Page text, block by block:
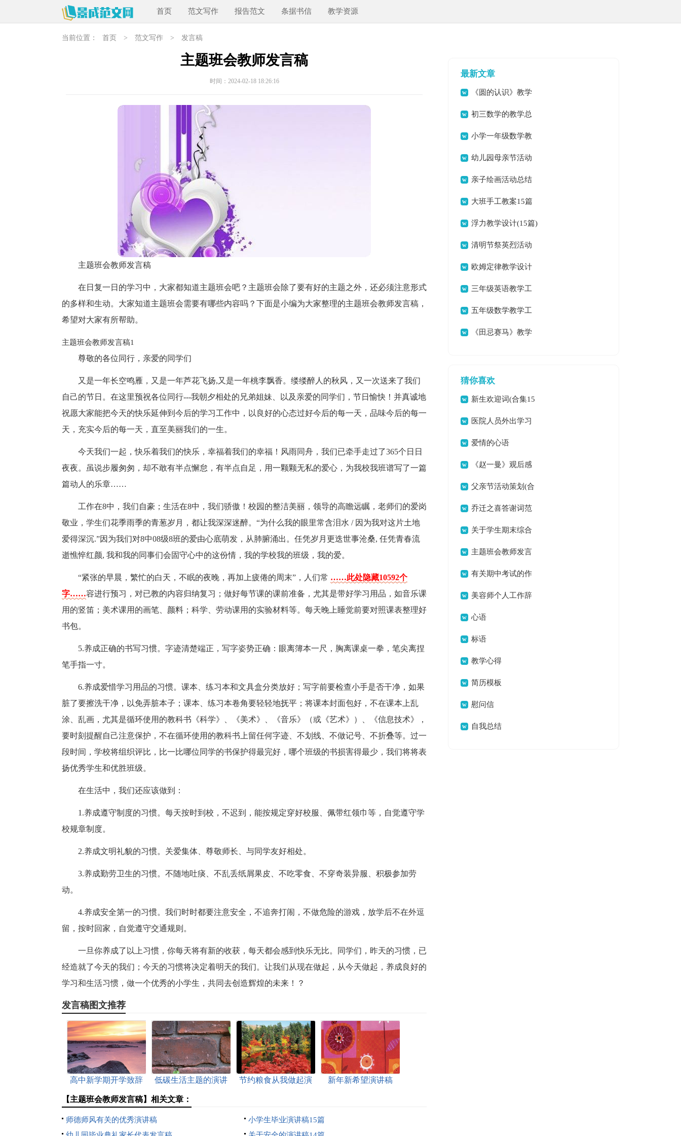
首页 范文写作 报告范文 条据书信 教学资源
当前位置： 首页 > 范文写作 > 发言稿
主题班会教师发言稿
时间：2024-02-18 18:26:16
主题班会教师发言稿
在日复一日的学习中，大家都知道主题班会吧？主题班会除了要有好的主题之外，还必须注意形式
的多样和生动。大家知道主题班会需要有哪些内容吗？下面是小编为大家整理的主题班会教师发言稿，
希望对大家有所帮助。
主题班会教师发言稿1
尊敬的各位同行，亲爱的同学们
又是一年长空鸣雁，又是一年芦花飞扬,又是一年桃李飘香。缕缕醉人的秋风，又一次送来了我们
自己的节日。在这里预祝各位同行---我朝夕相处的兄弟姐妹、以及亲爱的同学们，节日愉快！并真诚地
祝愿大家能把今天的快乐延伸到今后的学习工作中，以良好的心态过好今后的每一天，品味今后的每一
天，充实今后的每一天，直至美丽我们的一生。
今天我们一起，快乐着我们的快乐，幸福着我们的幸福！风雨同舟，我们已牵手走过了365个日日
夜夜。虽说步履匆匆，却不敢有半点懈怠，有半点自足，用一颗颗无私的爱心，为我校我班谱写了一篇
篇动人的乐章……
工作在8中，我们自豪；生活在8中，我们骄傲！校园的整洁美丽，领导的高瞻远瞩，老师们的爱岗
敬业，学生们花季雨季的青葱岁月，都让我深深迷醉。“为什么我的眼里常含泪水 / 因为我对这片土地
爱得深沉.”因为我们对8中08级8班的爱由心底萌发，从肺腑涌出。任凭岁月更迭世事沧桑, 任凭青春流
逝憔悴红颜, 我和我的同事们会固守心中的这份情，我的学校我的班级，我的爱。
“紧张的早晨，繁忙的白天，不眠的夜晚，再加上疲倦的周末”，人们常 ……此处隐藏10592个
字……容进行预习，对已教的内容归纳复习；做好每节课的课前准备，尤其是带好学习用品，如音乐课
用的竖笛；美术课用的画笔、颜料；科学、劳动课用的实验材料等。每天晚上睡觉前要对照课表整理好
书包。
5.养成正确的书写习惯。字迹清楚端正，写字姿势正确：眼离簿本一尺，胸离课桌一拳，笔尖离捏
笔手指一寸。
6.养成爱惜学习用品的习惯。课本、练习本和文具盒分类放好；写字前要检查小手是否干净，如果
脏了要擦洗干净，以免弄脏本子；课本、练习本卷角要轻轻地抚平；将课本封面包好，不在课本上乱
涂、乱画，尤其是循环使用的教科书《科学》、《美术》、《音乐》（或《艺术》）、《信息技术》，
要时刻提醒自己注意保护，不在循环使用的教科书上留任何字迹、不划线、不做记号、不折叠等。过一
段时间，学校将组织评比，比一比哪位同学的书保护得最完好，哪个班级的书损害得最少，我们将将表
扬优秀学生和优胜班级。
在生活中，我们还应该做到：
1.养成遵守制度的习惯。每天按时到校，不迟到，能按规定穿好校服、佩带红领巾等，自觉遵守学
校规章制度。
2.养成文明礼貌的习惯。关爱集体、尊敬师长、与同学友好相处。
3.养成勤劳卫生的习惯。不随地吐痰、不乱丢纸屑果皮、不吃零食、不穿奇装异服、积极参加劳
动。
4.养成安全第一的习惯。我们时时都要注意安全，不追奔打闹，不做危险的游戏，放学后不在外逗
留，按时回家，自觉遵守交通规则。
一旦你养成了以上习惯，你每天将有新的收获，每天都会感到快乐无比。同学们，昨天的习惯，已
经造就了今天的我们；今天的习惯将决定着明天的我们。让我们从现在做起，从今天做起，养成良好的
学习和生活习惯，做一个优秀的小学生，共同去创造辉煌的未来！？
发言稿图文推荐
高中新学期开学致辞
低碳生活主题的演讲
节约粮食从我做起演
新年新希望演讲稿
【主题班会教师发言稿】相关文章：
师德师风有关的优秀演讲稿
小学生毕业演讲稿15篇
最新文章
《圆的认识》教学
设计初三数学的教学总
结 小学一年级数学教
学总结幼儿园母亲节活动
总结(15篇)
亲子绘画活动总结
大班手工教案15篇
浮力教学设计(15篇)
清明节祭英烈活动
总结欧姆定律教学设计
三年级英语教学工
作总结五年级数学教学工
作总结(集锦15篇)
《田忌赛马》教学
猜你喜欢
新生欢迎词(合集15
篇) 医院人员外出学习
总结爱情的心语
《赵一曼》观后感
父亲节活动策划(合
集15篇)
乔迁之喜答谢词范
文 关于学生期末综合
素质评语模板参考（精
选30句）
主题班会教师发言
稿 有关期中考试的作
文400字合集七篇
美容师个人工作辞
职报告
心语
标语
教学心得
简历模板
慰问信
自我总结